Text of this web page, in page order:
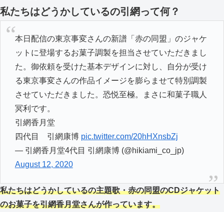
私たちはどうかしているの引網って何？
本日配信の東京事変さんの新譜「赤の同盟」のジャケ
ットに登場するお菓子調製を担当させていただきまし
た。御依頼を受けた基本デザインに対し、自分が受け
る東京事変さんの作品イメージを膨らませて特別調製
させていただきました。恐悦至極。まさに和菓子職人
冥利です。
引網香月堂
四代目 引網康博 pic.twitter.com/20hHXnsbZj
— 引網香月堂4代目 引網康博 (@hikiami_co_jp)
August 12, 2020
私たちはどうかしているの主題歌・赤の同盟のCDジャケット
のお菓子を引網香月堂さんが作っています。